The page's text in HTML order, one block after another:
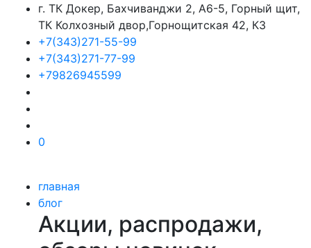
г. ТК Докер, Бахчиванджи 2, А6-5, Горный щит,
ТК Колхозный двор,Горнощитская 42, К3
+7(343)271-55-99
+7(343)271-77-99
+79826945599
0
главная
блог
Акции, распродажи,